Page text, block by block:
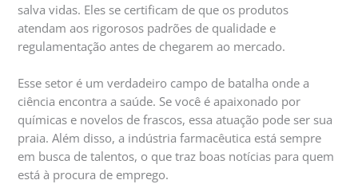
salva vidas. Eles se certificam de que os produtos
atendam aos rigorosos padrões de qualidade e
regulamentação antes de chegarem ao mercado.
Esse setor é um verdadeiro campo de batalha onde a
ciência encontra a saúde. Se você é apaixonado por
químicas e novelos de frascos, essa atuação pode ser sua
praia. Além disso, a indústria farmacêutica está sempre
em busca de talentos, o que traz boas notícias para quem
está à procura de emprego.